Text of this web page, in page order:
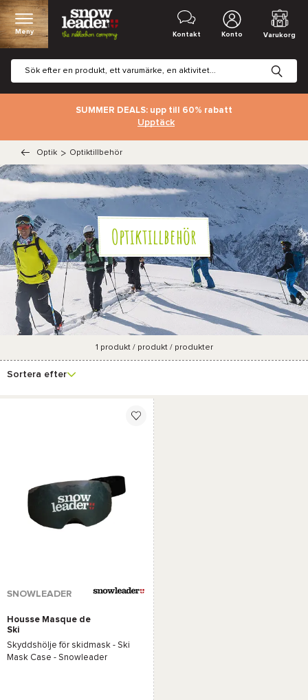
Meny Kontakt Konto Varukorg
SUMMER DEALS: upp till 60% rabatt
Upptäck
Optik > Optiktillbehör
Optiktillbehör
filter
1 produkt / produkt / produkter
Sortera efter
SNOWLEADER
Housse Masque de
Ski
Skyddshölje för skidmask - Ski
Mask Case - Snowleader